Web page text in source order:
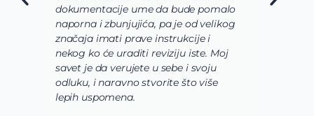
dokumentacije ume da bude pomalo
naporna i zbunjujića, pa je od velikog
značaja imati prave instrukcije i
nekog ko će uraditi reviziju iste. Moj
savet je da verujete u sebe i svoju
odluku, i naravno stvorite što više
lepih uspomena.